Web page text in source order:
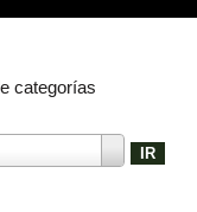
categorías